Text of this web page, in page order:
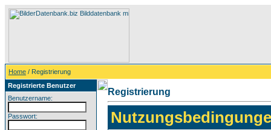
Home / Registrierung
Registrierte Benutzer
Benutzername:
Passwort:
Registrierung